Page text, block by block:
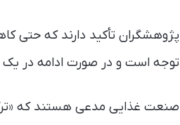
توجه است و در صورت ادامه در یک
صنعت غذایی مدعی هستند که